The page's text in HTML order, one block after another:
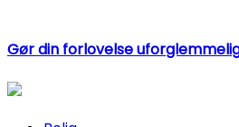
Gør din forlovelse